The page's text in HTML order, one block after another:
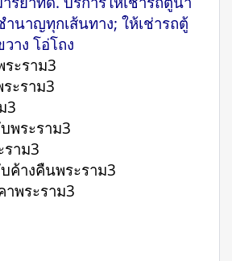
นาญทุกเส้นทาง; ให้เช่ารถตู้
าง โอ่โถง
ะราม3
ะราม3
3
พระราม3
ราม3
ค้างคืนพระราม3
พระราม3